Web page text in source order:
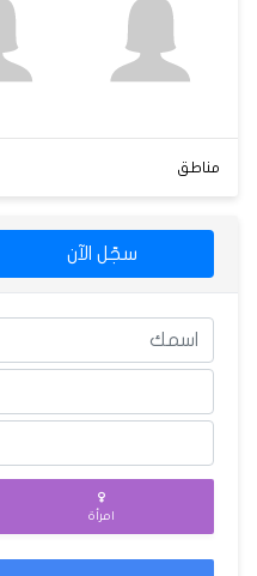
مناطق
سجّل الآن
امرأة